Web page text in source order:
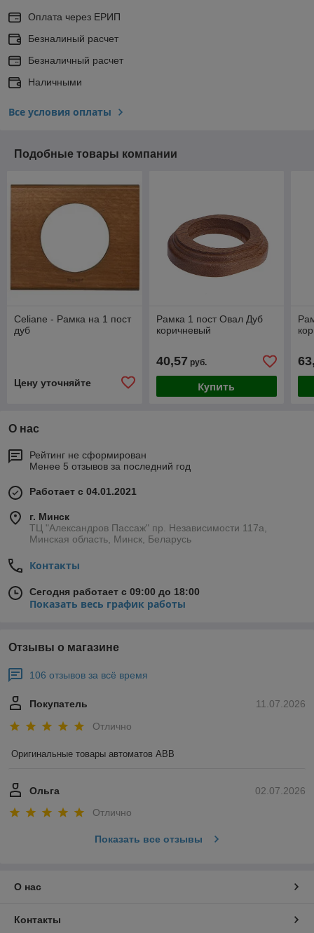
Оплата через ЕРИП
Безналиный расчет
Безналичный расчет
Наличными
Все условия оплаты
Подобные товары компании
Celiane - Рамка на 1 пост
дуб
Цену уточняйте
Рамка 1 пост Овал Дуб
коричневый
40,57 руб.
Купить
О нас
Рейтинг не сформирован
Менее 5 отзывов за последний год
Работает с 04.01.2021
г. Минск
ТЦ "Александров Пассаж" пр. Независимости 117а,
Минская область, Минск, Беларусь
Контакты
Сегодня работает с 09:00 до 18:00
Показать весь график работы
Отзывы о магазине
106 отзывов за всё время
11.07.2026
Покупатель
Отлично
Оригинальные товары автоматов ABB
02.07.2026
Ольга
Отлично
Показать все отзывы
О нас
Контакты